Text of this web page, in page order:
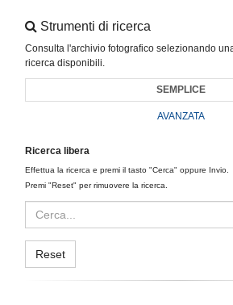
Strumenti di ricerca
Consulta l'archivio fotografico selezionando
ricerca disponibili.
SEMPLICE
AVANZATA
Ricerca libera
Effettua la ricerca e premi il tasto "Cerca" oppure Invio.
Premi "Reset" per rimuovere la ricerca.
Reset